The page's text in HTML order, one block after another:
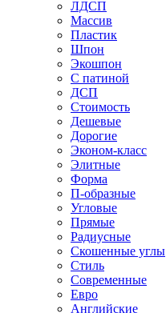
ЛДСП
Массив
Пластик
Шпон
Экошпон
С патиной
ДСП
Стоимость
Дешевые
Дорогие
Эконом-класс
Элитные
Форма
П-образные
Угловые
Прямые
Радиусные
Скошенные углы
Стиль
Современные
Евро
Английские